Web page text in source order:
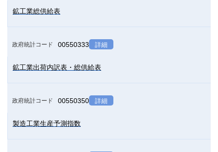
鉱工業総供給表
政府統計コード 00550333 詳細
鉱工業出荷内訳表・総供給表
政府統計コード 00550350 詳細
製造工業生産予測指数